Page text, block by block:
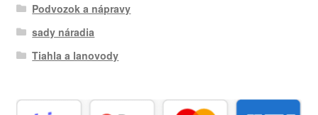
Podvozok a nápravy
sady náradia
Tiahla a lanovody